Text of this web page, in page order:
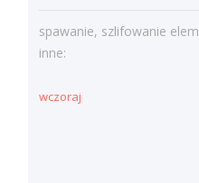
spawanie, szlifowanie
inne:
wczoraj